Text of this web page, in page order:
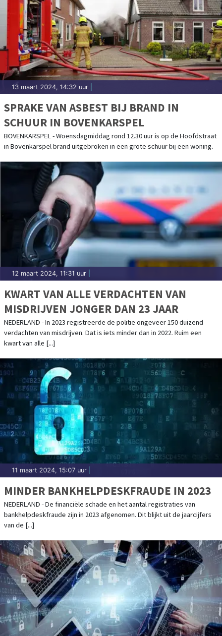
13 maart 2024, 14:32 uur
SPRAKE VAN ASBEST BIJ BRAND IN
SCHUUR IN BOVENKARSPEL
BOVENKARSPEL - Woensdagmiddag rond 12.30 uur is op de Hoofdstraat
in Bovenkarspel brand uitgebroken in een grote schuur bij een woning.
12 maart 2024, 11:31 uur
KWART VAN ALLE VERDACHTEN VAN
MISDRIJVEN JONGER DAN 23 JAAR
NEDERLAND - In 2023 registreerde de politie ongeveer 150 duizend
verdachten van misdrijven. Dat is iets minder dan in 2022. Ruim een
kwart van alle [...]
11 maart 2024, 15:07 uur
MINDER BANKHELPDESKFRAUDE IN 2023
NEDERLAND - De financiële schade en het aantal registraties van
bankhelpdeskfraude zijn in 2023 afgenomen. Dit blijkt uit de jaarcijfers
van de [...]